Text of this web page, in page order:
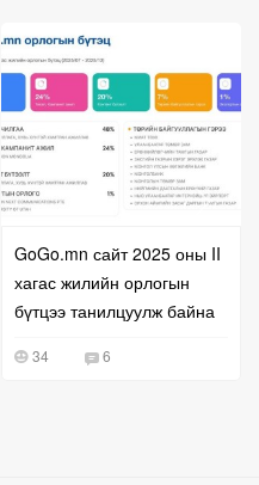
GoGo.mn сайт 2025 оны II
хагас жилийн орлогын
бүтцээ танилцуулж байна
34 6